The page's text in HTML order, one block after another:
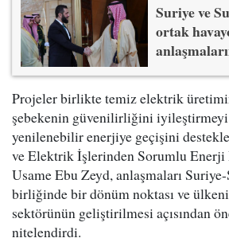
Suriye ve
ortak
Projeler birlikte temiz elektrik
şebekenin güvenilirliğini
yenilenebilir enerjiye geçişini
ve Elektrik İşlerinden Sorumlu Enerji
Usame Ebu Zeyd, anlaşmaları
birliğinde bir dönüm noktası ve
sektörünün geliştirilmesi açısından
nitelendirdi.